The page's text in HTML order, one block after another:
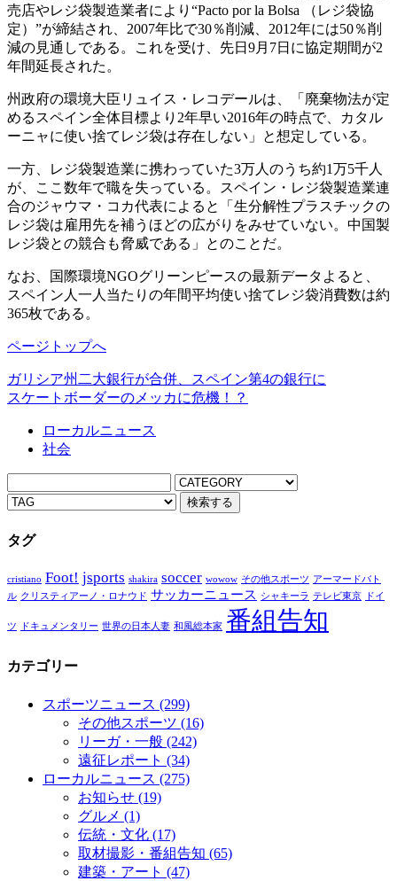
売店やレジ袋製造業者により“Pacto por la Bolsa （レジ袋協
定）”が締結され、2007年比で30％削減、2012年には50％削
減の見通しである。これを受け、先日9月7日に協定期間が2
年間延長された。
州政府の環境大臣リュイス・レコデールは、「廃棄物法が定
めるスペイン全体目標より2年早い2016年の時点で、カタル
ーニャに使い捨てレジ袋は存在しない」と想定している。
一方、レジ袋製造業に携わっていた3万人のうち約1万5千人
が、ここ数年で職を失っている。スペイン・レジ袋製造業連
合のジャウマ・コカ代表によると「生分解性プラスチックの
レジ袋は雇用先を補うほどの広がりをみせていない。中国製
レジ袋との競合も脅威である」とのことだ。
なお、国際環境NGOグリーンピースの最新データよると、
スペイン人一人当たりの年間平均使い捨てレジ袋消費数は約
365枚である。
ページトップへ
ガリシア州二大銀行が合併、スペイン第4の銀行に
スケートボーダーのメッカに危機！？
ローカルニュース
社会
タグ
cristiano Foot! jsports shakira soccer wowow その他スポーツ アーマードバト
ル クリスティアーノ・ロナウド サッカーニュース シャキーラ テレビ東京 ドイ
ツ ドキュメンタリー 世界の日本人妻 和風総本家 番組告知
カテゴリー
スポーツニュース (299)
その他スポーツ (16)
リーガ・一般 (242)
遠征レポート (34)
ローカルニュース (275)
お知らせ (19)
グルメ (1)
伝統・文化 (17)
取材撮影・番組告知 (65)
建築・アート (47)